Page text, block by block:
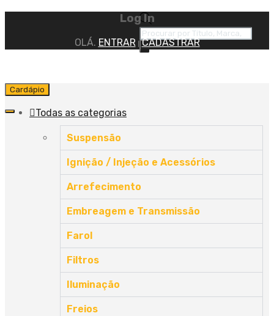
Log In
OLÁ. ENTRAR CADASTRAR
Cardápio
Todas as categorias
Suspensão
Ignição / Injeção e Acessórios
Arrefecimento
Embreagem e Transmissão
Farol
Filtros
Iluminação
Freios